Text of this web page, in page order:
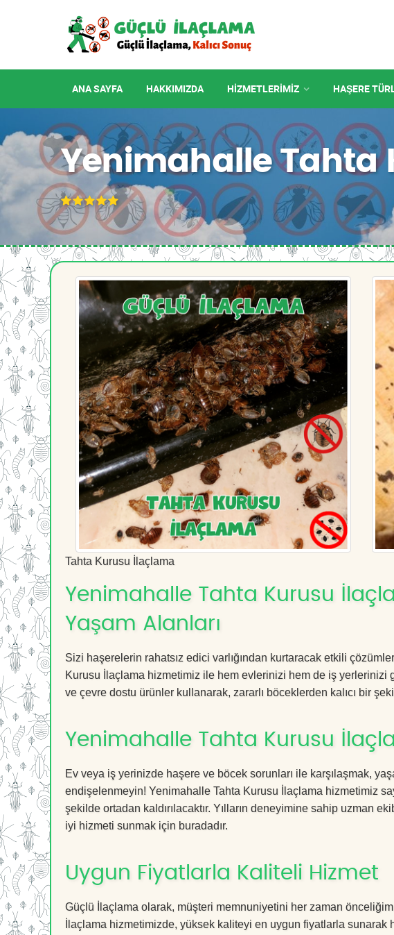
ANA SAYFA HAKKIMIZDA HIZMETLERIMIZ HAŞERE
Yenimahalle Tahta
Tahta Kurusu İlaçlama
Yenimahalle Tahta Kurusu
Yaşam Alanları
Sizi haşerelerin rahatsız edici varlığından kurtaracak etkili
Kurusu İlaçlama hizmetimiz ile hem evlerinizi hem de iş
ve çevre dostu ürünler kullanarak, zararlı böceklerden kalıcı bir
Yenimahalle Tahta Kurusu
Ev veya iş yerinizde haşere ve böcek sorunları ile karşılaşmak,
endişelenmeyin! Yenimahalle Tahta Kurusu İlaçlama hizmetimiz
şekilde ortadan kaldırılacaktır. Yılların deneyimine sahip uzman
iyi hizmeti sunmak için buradadır.
Uygun Fiyatlarla Kaliteli Hizmet
Güçlü İlaçlama olarak, müşteri memnuniyetini her zaman
İlaçlama hizmetimizde, yüksek kaliteyi en uygun fiyatlarla